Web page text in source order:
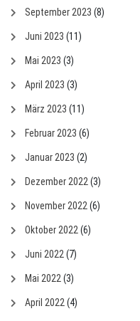
September 2023 (8)
Juni 2023 (11)
Mai 2023 (3)
April 2023 (3)
März 2023 (11)
Februar 2023 (6)
Januar 2023 (2)
Dezember 2022 (3)
November 2022 (6)
Oktober 2022 (6)
Juni 2022 (7)
Mai 2022 (3)
April 2022 (4)